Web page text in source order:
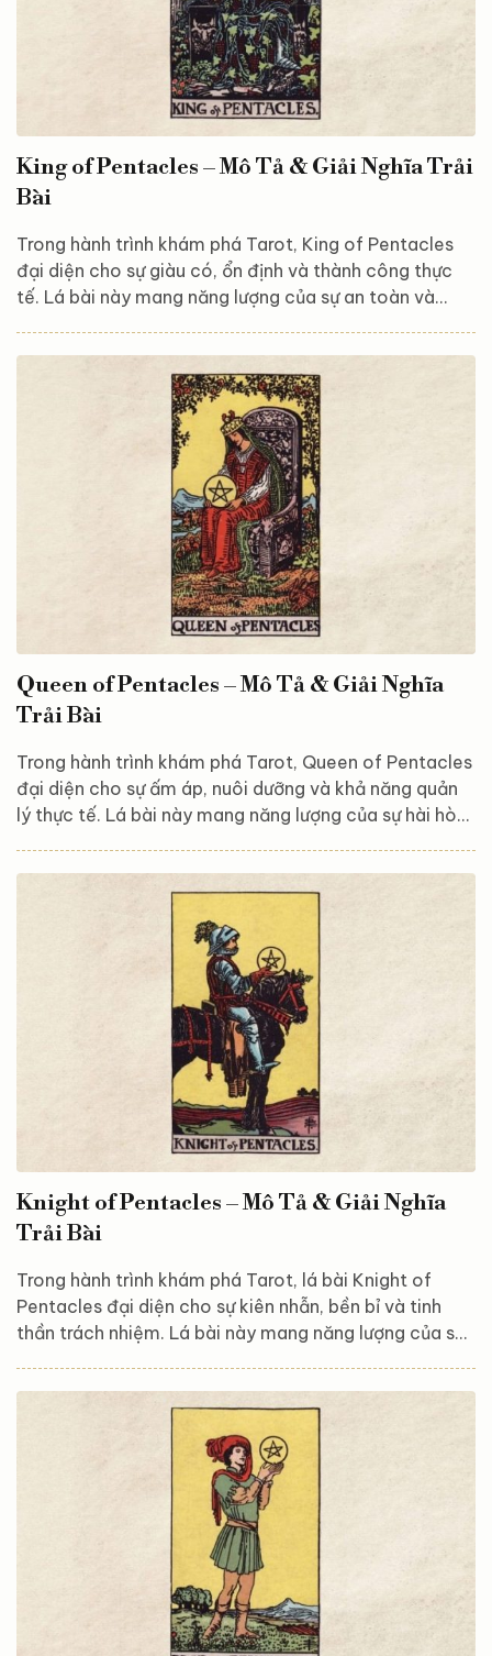
King of Pentacles – Mô Tả & Giải Nghĩa Trải
Bài
Trong hành trình khám phá Tarot, King of Pentacles
đại diện cho sự giàu có, ổn định và thành công thực
tế. Lá bài này mang năng lượng của sự an toàn và
vững chắc thông qua nỗ lực và tư duy chiến lược. Hãy
cùng Astroreka khám phá và giải mã ý nghĩa của lá
bài này để hiểu rõ hơn về nguồn năng lượng thành
công và sự hào phóng mà vũ trụ muốn gửi đến bạn
qua lá bài King of Pentacles nhé! Tổng quan về lá
Queen of Pentacles – Mô Tả & Giải Nghĩa
Trải Bài
Trong hành trình khám phá Tarot, Queen of Pentacles
đại diện cho sự ấm áp, nuôi dưỡng và khả năng quản
lý thực tế. Lá bài này mang năng lượng của sự hài hòa
hưởng những điều giản dị nhưng ý nghĩa trong cuộc
sống. Queen of Pentacles biểu tượng cho sự chăm
sóc, lòng bao dung và khả năng tạo dựng một môi
trường an lành, nơi mọi người đều cảm thấy an toàn
và được yêu thương. Hãy cùng Astroreka khám phá và
giải mã ý nghĩa của...
Knight of Pentacles – Mô Tả & Giải Nghĩa
Trải Bài
Trong hành trình khám phá Tarot, lá bài Knight of
Pentacles đại diện cho sự kiên nhẫn, bền bỉ và tinh
thần trách nhiệm. Lá bài này mang năng lượng của sự
không vội vàng. Hãy cùng Astroreka khám phá và giải
mã ý nghĩa của lá bài này, để hiểu rõ hơn về năng
lượng đáng tin cậy và sự tập trung mà vũ trụ muốn gửi
đến bạn thông qua Knight of Pentacles nhé! Tổng...